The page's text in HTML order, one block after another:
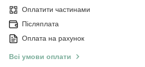
Оплатити частинами
Післяплата
Оплата на рахунок
Всі умови оплати